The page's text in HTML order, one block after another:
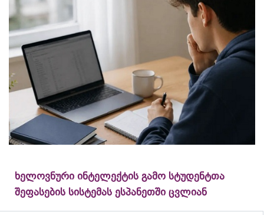
ხელოვნური ინტელექტის გამო სტუდენტთა
შეფასების სისტემას ესპანეთში ცვლიან